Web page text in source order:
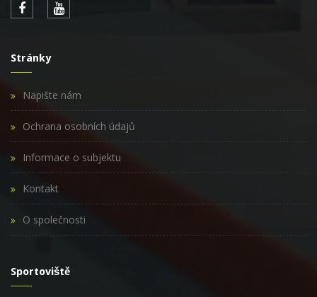
Stránky
Napište nám
Ochrana osobních údajů
Informace o subjektu
Kontakt
O společnosti
Sportoviště